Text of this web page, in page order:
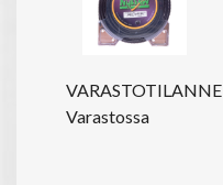
VARASTOTILANNE
Varastossa